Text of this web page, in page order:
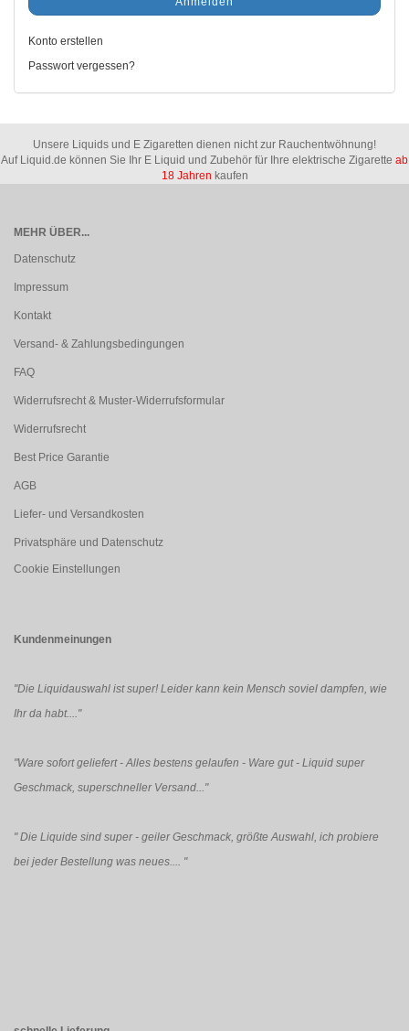
Konto erstellen
Passwort vergessen?
Unsere Liquids und E Zigaretten dienen nicht zur Rauchentwöhnung!
Auf Liquid.de können Sie Ihr E Liquid und Zubehör für Ihre elektrische Zigarette ab
18 Jahren kaufen
MEHR ÜBER...
Datenschutz
Impressum
Kontakt
Versand- & Zahlungsbedingungen
FAQ
Widerrufsrecht & Muster-Widerrufsformular
Widerrufsrecht
Best Price Garantie
AGB
Liefer- und Versandkosten
Privatsphäre und Datenschutz
Cookie Einstellungen
Kundenmeinungen
"Die Liquidauswahl ist super! Leider kann kein Mensch soviel dampfen, wie
Ihr da habt...."
"Ware sofort geliefert - Alles bestens gelaufen - Ware gut - Liquid super
Geschmack, superschneller Versand..."
"Die Liquide sind super - geiler Geschmack, größte Auswahl, ich probiere
bei jeder Bestellung was neues.... "